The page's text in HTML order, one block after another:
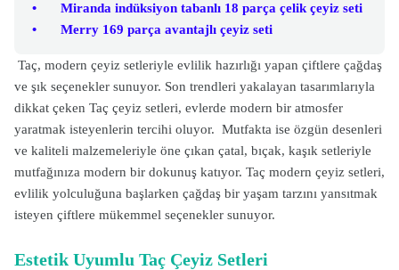
•
Miranda indüksiyon tabanlı 18 parça çelik çeyiz seti
•
Merry 169 parça avantajlı çeyiz seti
Taç, modern çeyiz setleriyle evlilik hazırlığı yapan çiftlere çağdaş
ve şık seçenekler sunuyor. Son trendleri yakalayan tasarımlarıyla
dikkat çeken Taç çeyiz setleri, evlerde modern bir atmosfer
yaratmak isteyenlerin tercihi oluyor. Mutfakta ise özgün desenleri
ve kaliteli malzemeleriyle öne çıkan çatal, bıçak, kaşık setleriyle
mutfağınıza modern bir dokunuş katıyor. Taç modern çeyiz setleri,
evlilik yolculuğuna başlarken çağdaş bir yaşam tarzını yansıtmak
isteyen çiftlere mükemmel seçenekler sunuyor.
Estetik Uyumlu Taç Çeyiz Setleri